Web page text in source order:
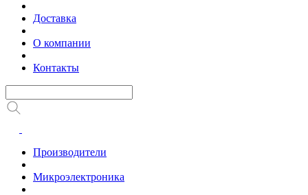
Доставка
О компании
Контакты
Производители
Микроэлектроника